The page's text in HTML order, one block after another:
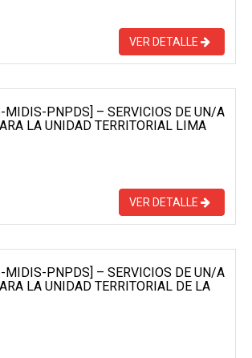
VER DETALLE
MIDIS-PNPDS] – SERVICIOS DE UN/A
LA UNIDAD TERRITORIAL LIMA
VER DETALLE
MIDIS-PNPDS] – SERVICIOS DE UN/A
LA UNIDAD TERRITORIAL DE LA